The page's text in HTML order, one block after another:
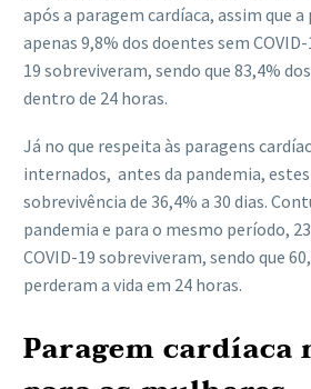
após a paragem cardíaca, assim que
apenas 9,8% dos doentes sem
19 sobreviveram, sendo que 83,4%
dentro de 24 horas.
Já no que respeita às paragens
internados, antes da pandemia,
sobrevivência de 36,4% a 30 dias.
pandemia e para o mesmo período,
COVID-19 sobreviveram, sendo que
perderam a vida em 24 horas.
Paragem cardíaca